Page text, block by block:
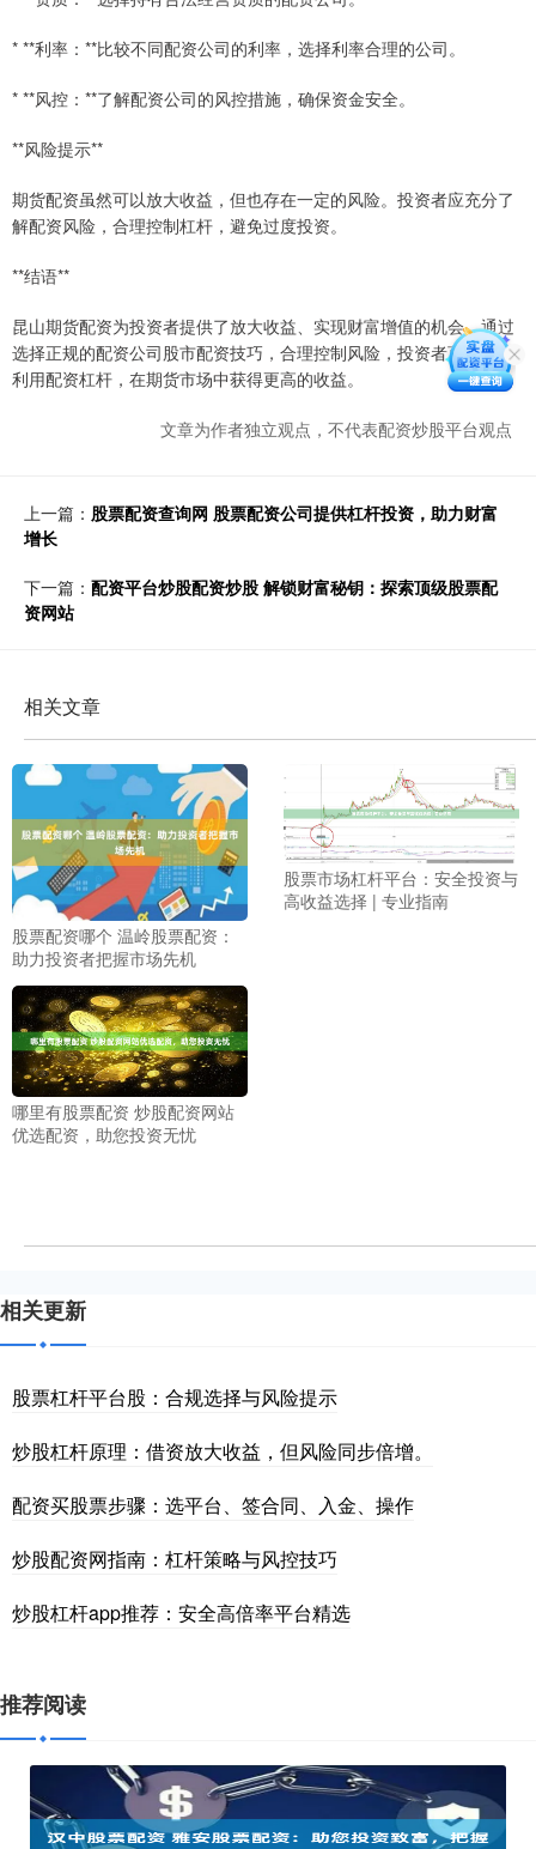
* **利率：**比较不同配资公司的利率，选择利率合理的公司。
* **风控：**了解配资公司的风控措施，确保资金安全。
**风险提示**
期货配资虽然可以放大收益，但也存在一定的风险。投资者应充分了
解配资风险，合理控制杠杆，避免过度投资。
**结语**
昆山期货配资为投资者提供了放大收益、实现财富增值的机会。通过
选择正规的配资公司股市配资技巧，合理控制风险，投资者可以充分
利用配资杠杆，在期货市场中获得更高的收益。
文章为作者独立观点，不代表配资炒股平台观点
上一篇： 股票配资查询网 股票配资公司提供杠杆投资，助力财富
增长
下一篇： 配资平台炒股配资炒股 解锁财富秘钥：探索顶级股票配
资网站
相关文章
股票配资哪个 温岭股票配资：
助力投资者把握市场先机
股票市场杠杆平台：安全投资与
高收益选择 | 专业指南
哪里有股票配资 炒股配资网站
优选配资，助您投资无忧
相关更新
股票杠杆平台股：合规选择与风险提示
炒股杠杆原理：借资放大收益，但风险同步倍增。
配资买股票步骤：选平台、签合同、入金、操作
炒股配资网指南：杠杆策略与风控技巧
炒股杠杆app推荐：安全高倍率平台精选
推荐阅读